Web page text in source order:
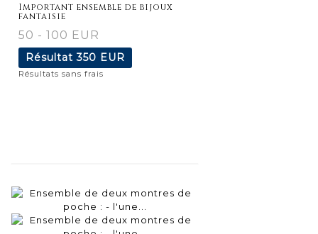
Important ensemble de bijoux
fantaisie
50 - 100 EUR
Résultat350 EUR
Résultats sans frais